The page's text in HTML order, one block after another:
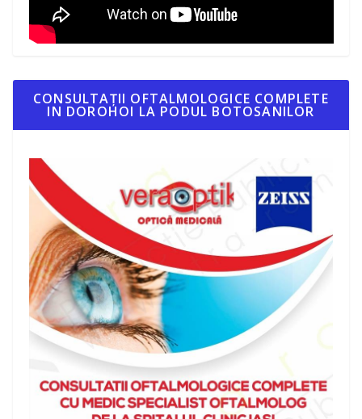
CONSULTAȚII OFTALMOLOGICE COMPLETE
IN DOROHOI LA PODUL BOTOSANILOR